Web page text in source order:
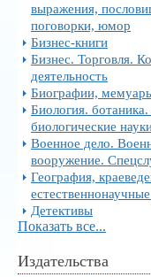
выражения,
поговорки, юмор
Бизнес-книги
Бизнес. Торговля.
деятельность
Биографии,
Биология. ботаника.
биологические
Военное дело.
вооружение.
География,
Детективы
Показать все...
Издательства